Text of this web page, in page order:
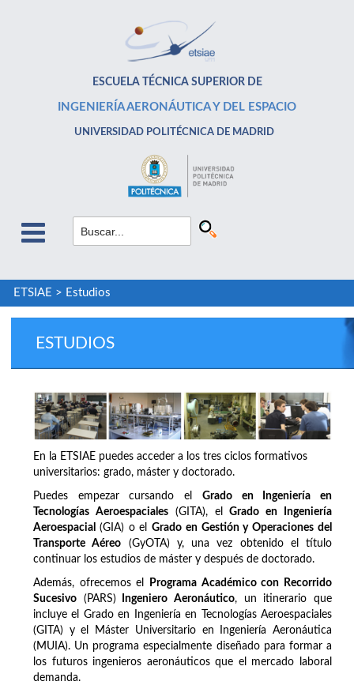
ESCUELA TÉCNICA SUPERIOR DE
INGENIERÍA AERONÁUTICA Y DEL ESPACIO
UNIVERSIDAD POLITÉCNICA DE MADRID
ETSIAE > Estudios
ESTUDIOS
En la ETSIAE puedes acceder a los tres ciclos formativos
universitarios: grado, máster y doctorado.
Puedes empezar cursando el Grado en Ingeniería en
Tecnologías Aeroespaciales(GITA), elGrado en Ingeniería
Aeroespacial (GIA) o elGrado en Gestión y Operaciones del
Transporte Aéreo (GyOTA) y, una vez obtenido el título
continuar los estudios de máster y después de doctorado.
Además, ofrecemos el
Programa Académico con Recorrido
Sucesivo (PARS) Ingeniero Aeronáutico, un itinerario que
incluye el Grado en Ingeniería en Tecnologías Aeroespaciales
(GITA) y el Máster Universitario en Ingeniería Aeronáutica
(MUIA). Un programa especialmente diseñado para formar a
los futuros ingenieros aeronáuticos que el mercado laboral
demanda.